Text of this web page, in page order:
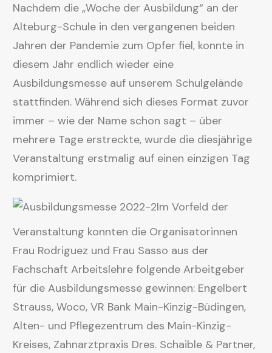
Nachdem die „Woche der Ausbildung“ an der
Alteburg-Schule in den vergangenen beiden
Jahren der Pandemie zum Opfer fiel, konnte in
diesem Jahr endlich wieder eine
Ausbildungsmesse auf unserem Schulgelände
stattfinden. Während sich dieses Format zuvor
immer – wie der Name schon sagt – über
mehrere Tage erstreckte, wurde die diesjährige
Veranstaltung erstmalig auf einen einzigen Tag
komprimiert.
Im Vorfeld der
Veranstaltung konnten die Organisatorinnen
Frau Rodriguez und Frau Sasso aus der
Fachschaft Arbeitslehre folgende Arbeitgeber
für die Ausbildungsmesse gewinnen: Engelbert
Strauss, Woco, VR Bank Main-Kinzig-Büdingen,
Alten- und Pflegezentrum des Main-Kinzig-
Kreises, Zahnarztpraxis Dres. Schaible & Partner,